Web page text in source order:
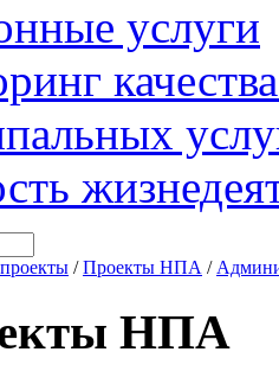
услуги
/Проекты НПА /
НПА